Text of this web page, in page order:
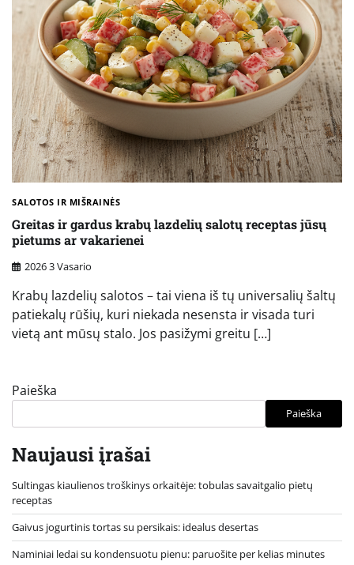
SALOTOS IR MIŠRAINĖS
Greitas ir gardus krabų lazdelių salotų receptas jūsų
pietums ar vakarienei
2026 3 Vasario
Krabų lazdelių salotos – tai viena iš tų universalių šaltų
patiekalų rūšių, kuri niekada nesensta ir visada turi
vietą ant mūsų stalo. Jos pasižymi greitu […]
Paieška
Paieška
Naujausi įrašai
Sultingas kiaulienos troškinys orkaitėje: tobulas savaitgalio pietų
receptas
Gaivus jogurtinis tortas su persikais: idealus desertas
Naminiai ledai su kondensuotu pienu: paruošite per kelias minutes